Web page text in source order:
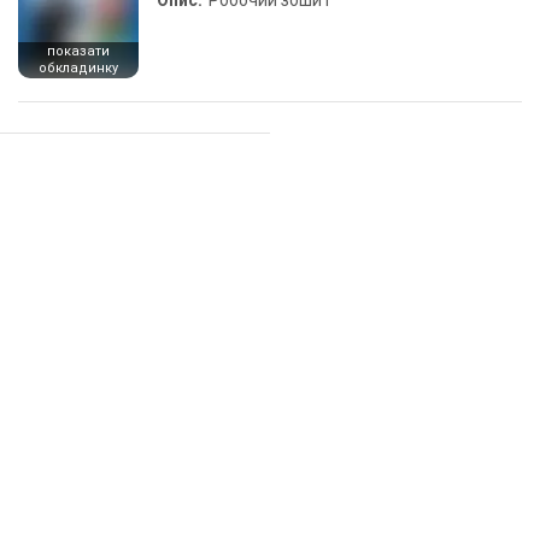
показати
обкладинку